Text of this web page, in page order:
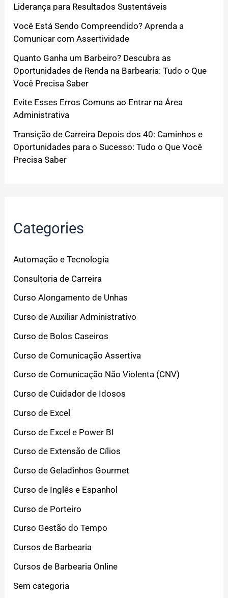
Liderança para Resultados Sustentáveis
Você Está Sendo Compreendido? Aprenda a
Comunicar com Assertividade
Quanto Ganha um Barbeiro? Descubra as
Oportunidades de Renda na Barbearia: Tudo o Que
Você Precisa Saber
Evite Esses Erros Comuns ao Entrar na Área
Administrativa
Transição de Carreira Depois dos 40: Caminhos e
Oportunidades para o Sucesso: Tudo o Que Você
Precisa Saber
Categories
Automação e Tecnologia
Consultoria de Carreira
Curso Alongamento de Unhas
Curso de Auxiliar Administrativo
Curso de Bolos Caseiros
Curso de Comunicação Assertiva
Curso de Comunicação Não Violenta (CNV)
Curso de Cuidador de Idosos
Curso de Excel
Curso de Excel e Power BI
Curso de Extensão de Cílios
Curso de Geladinhos Gourmet
Curso de Inglês e Espanhol
Curso de Porteiro
Curso Gestão do Tempo
Cursos de Barbearia
Cursos de Barbearia Online
Sem categoria